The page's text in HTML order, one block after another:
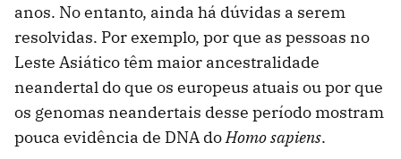
anos. No entanto, ainda há dúvidas a serem
resolvidas. Por exemplo, por que as pessoas no
Leste Asiático têm maior ancestralidade
neandertal do que os europeus atuais ou por que
os genomas neandertais desse período mostram
pouca evidência de DNA doHomo sapiens.